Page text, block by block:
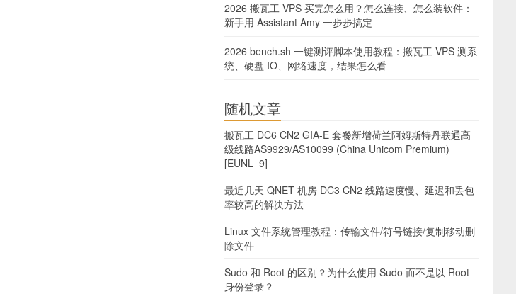
2026 搬瓦工 VPS 买完怎么用？怎么连接、怎么装软件：
新手用 Assistant Amy 一步步搞定
2026 bench.sh 一键测评脚本使用教程：搬瓦工 VPS 测系
统、硬盘 IO、网络速度，结果怎么看
随机文章
搬瓦工 DC6 CN2 GIA-E 套餐新增荷兰阿姆斯特丹联通高
级线路AS9929/AS10099 (China Unicom Premium)
[EUNL_9]
最近几天 QNET 机房 DC3 CN2 线路速度慢、延迟和丢包
率较高的解决方法
Linux 文件系统管理教程：传输文件/符号链接/复制移动删
除文件
Sudo 和 Root 的区别？为什么使用 Sudo 而不是以 Root
身份登录？